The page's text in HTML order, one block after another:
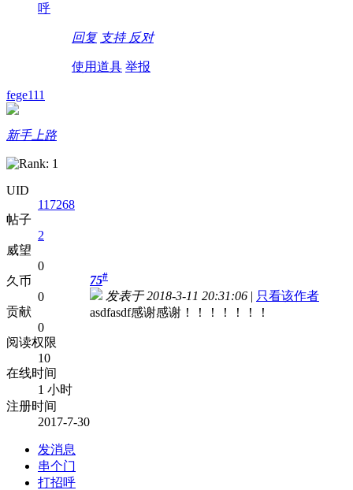
呼
回复 支持 反对
使用道具 举报
fege111
新手上路
UID
117268
帖子
2
威望
0
久币
0
贡献
0
阅读权限
10
在线时间
1 小时
注册时间
2017-7-30
发消息
串个门
打招呼
75#
发表于 2018-3-11 20:31:06 | 只看该作者
asdfasdf感谢感谢！！！！！！！